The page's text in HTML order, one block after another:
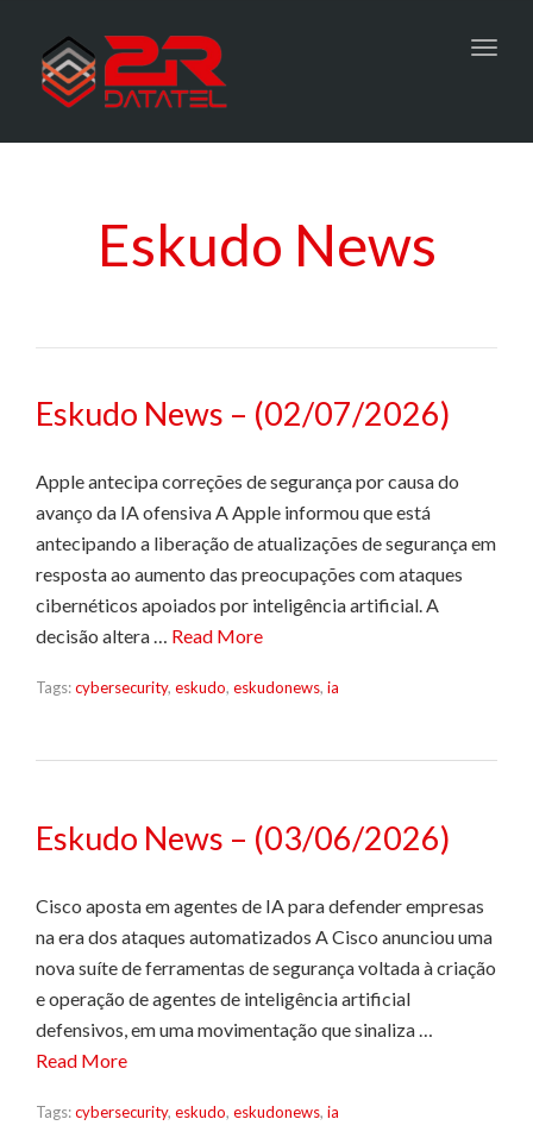
Eskudo News
Eskudo News – (02/07/2026)
Apple antecipa correções de segurança por causa do
avanço da IA ofensiva A Apple informou que está
antecipando a liberação de atualizações de segurança em
resposta ao aumento das preocupações com ataques
cibernéticos apoiados por inteligência artificial. A
decisão altera … Read More
Tags:cybersecurity, eskudo, eskudonews, ia
Eskudo News – (03/06/2026)
Cisco aposta em agentes de IA para defender empresas
na era dos ataques automatizados A Cisco anunciou uma
nova suíte de ferramentas de segurança voltada à criação
e operação de agentes de inteligência artificial
defensivos, em uma movimentação que sinaliza …
Read More
Tags:cybersecurity, eskudo, eskudonews, ia